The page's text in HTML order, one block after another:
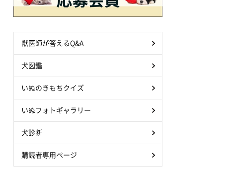
獣医師が答えるQ&A
犬図鑑
いぬのきもちクイズ
いぬフォトギャラリー
犬診断
購読者専用ページ